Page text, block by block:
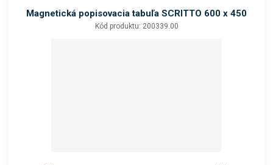
Magnetická popisovacia tabuľa SCRITTO 600 x 450
Kód produktu: 200339.00